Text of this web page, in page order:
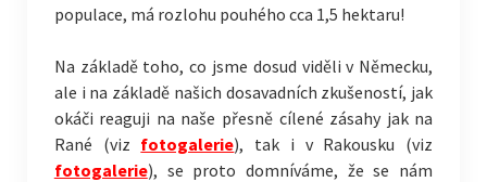
populace, má rozlohu pouhého cca 1,5 hektaru!
Na základě toho, co jsme dosud viděli v Německu,
ale i na základě našich dosavadních zkušeností, jak
okáči reaguji na naše přesně cílené zásahy jak na
Rané (viz fotogalerie), tak i v Rakousku (viz
fotogalerie), se proto domníváme, že se nám